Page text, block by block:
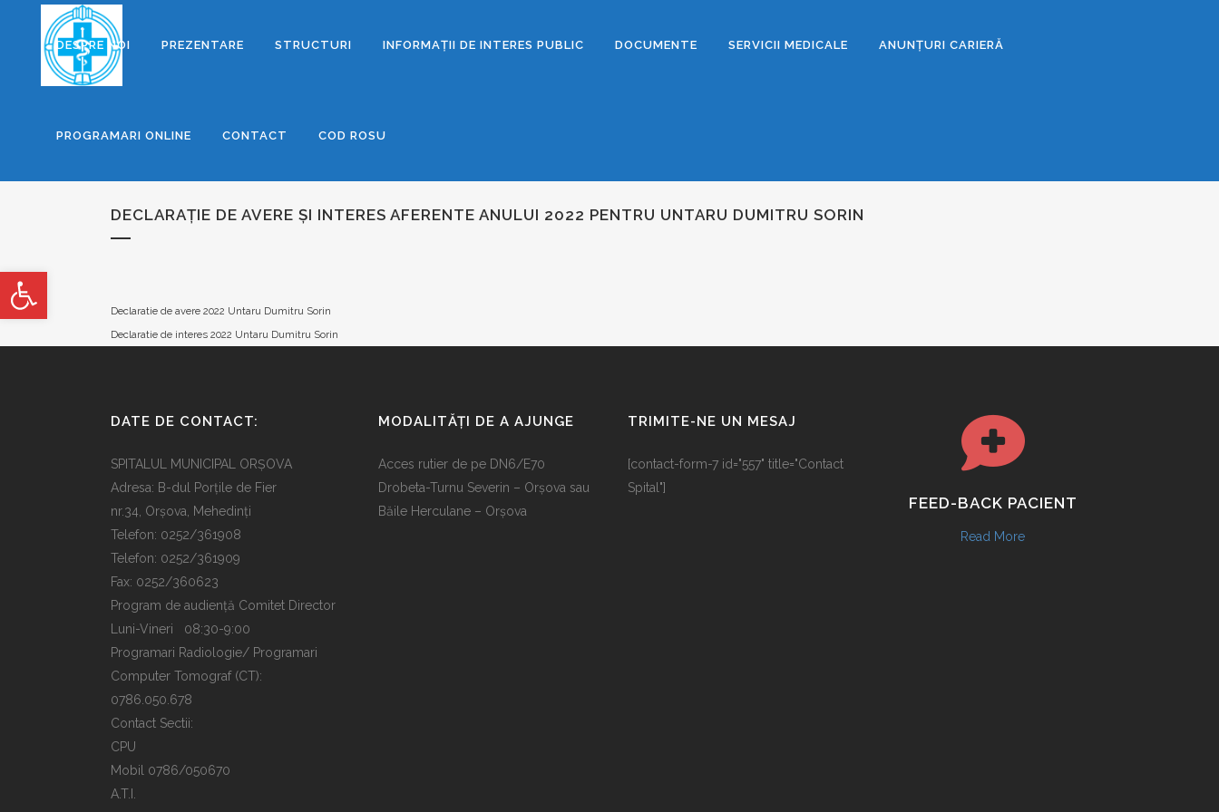
Deschide bara de unelte
DESPRE NOI PREZENTARE STRUCTURI INFORMAȚII DE INTERES PUBLIC DOCUMENTE SERVICII MEDICALE ANUNȚURI CARIERĂ
PROGRAMARI ONLINE CONTACT COD ROSU
DECLARAȚIE DE AVERE ȘI INTERES AFERENTE ANULUI 2022 PENTRU UNTARU DUMITRU SORIN
Declaratie de avere 2022 Untaru Dumitru Sorin
Declaratie de interes 2022 Untaru Dumitru Sorin
DATE DE CONTACT:
SPITALUL MUNICIPAL ORȘOVA
Adresa: B-dul Porțile de Fier
nr.34, Orșova, Mehedinți
Telefon: 0252/361908
Telefon: 0252/361909
Fax: 0252/360623
Program de audiență Comitet Director
Luni-Vineri 08:30-9:00
Programari Radiologie/ Programari
Computer Tomograf (CT):
0786.050.678
Contact Sectii:
CPU
Mobil 0786/050670
A.T.I.
MODALITĂȚI DE A AJUNGE
Acces rutier de pe DN6/E70
Drobeta-Turnu Severin – Orșova sau
Băile Herculane – Orșova
TRIMITE-NE UN MESAJ
[contact-form-7 id="557" title="Contact
Spital"]
FEED-BACK PACIENT
Read More